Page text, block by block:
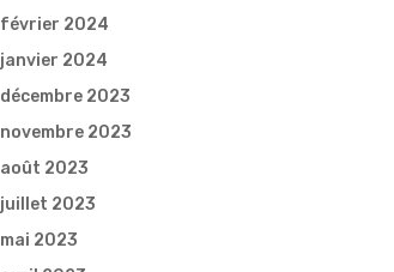
février 2024
janvier 2024
décembre 2023
novembre 2023
août 2023
juillet 2023
mai 2023